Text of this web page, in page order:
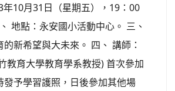
年10月31日（星期五），19：00
地點：永安國小活動中心。 三、
新希望與大未來。 四、 講師：
教育大學教育學系教授) 首次參加
發予學習護照，日後參加其他場